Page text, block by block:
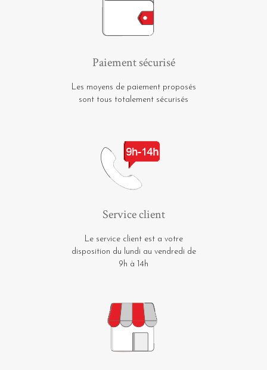
Paiement sécurisé
Les moyens de paiement proposés
sont tous totalement sécurisés
Service client
Le service client est a votre
disposition du lundi au vendredi de
9h à 14h